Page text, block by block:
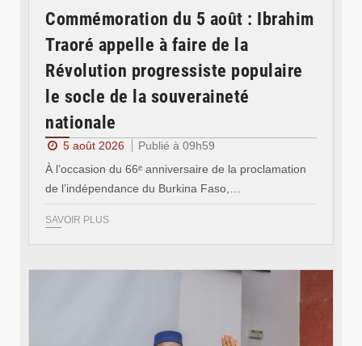
Commémoration du 5 août : Ibrahim
Traoré appelle à faire de la
Révolution progressiste populaire
le socle de la souveraineté
nationale
5 août 2026
Publié à 09h59
À l’occasion du 66ᵉ anniversaire de la proclamation
de l’indépendance du Burkina Faso,…
SAVOIR PLUS